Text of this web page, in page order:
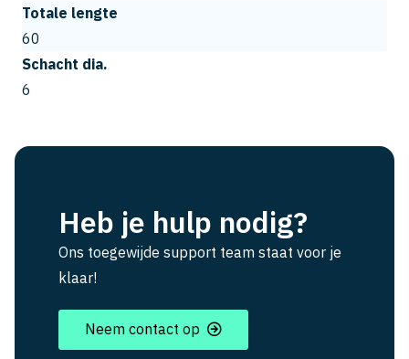
Totale lengte
60
Schacht dia.
6
Heb je hulp nodig?
Ons toegewijde support team staat voor je
klaar!
Neem contact op